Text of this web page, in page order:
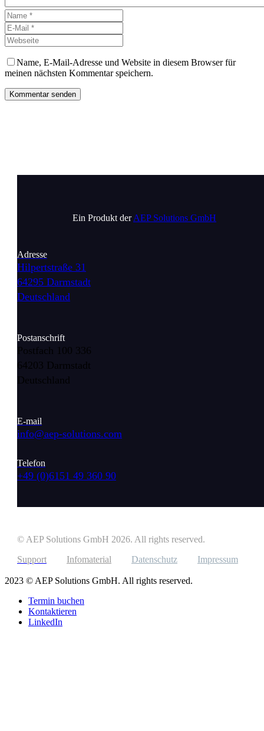
Name, E-Mail-Adresse und Website in diesem Browser für
meinen nächsten Kommentar speichern.
Kommentar senden
Ein Produkt derAEP Solutions GmbH
Adresse
Hilpertstraße 31
64295 Darmstadt
Deutschland
Postanschrift
Postfach 100 336
64203 Darmstadt
Deutschland
E-mail
info@aep-solutions.com
Telefon
+49 (0)6151 49 360 90
© AEP Solutions GmbH 2026. All rights reserved.
Support
Infomaterial Datenschutz Impressum
2023 © AEP Solutions GmbH. All rights reserved.
Termin buchen
Kontaktieren
LinkedIn